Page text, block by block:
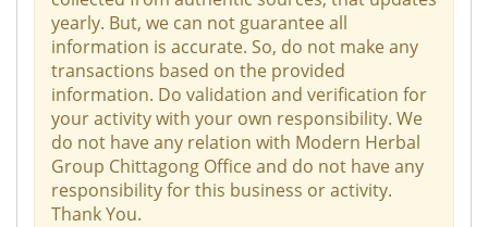
yearly. But, we can not guarantee all
information is accurate. So, do not make any
transactions based on the provided
information. Do validation and verification for
your activity with your own responsibility. We
do not have any relation with Modern Herbal
Group Chittagong Office and do not have any
responsibility for this business or activity.
Thank You.